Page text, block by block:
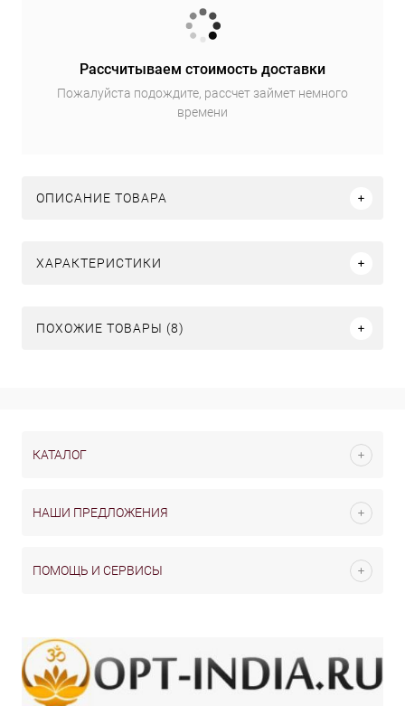
Рассчитываем стоимость доставки
Пожалуйста подождите, рассчет займет немного
времени
ОПИСАНИЕ ТОВАРА
ХАРАКТЕРИСТИКИ
ПОХОЖИЕ ТОВАРЫ (8)
КАТАЛОГ
НАШИ ПРЕДЛОЖЕНИЯ
ПОМОЩЬ И СЕРВИСЫ